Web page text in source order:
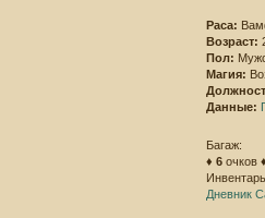
Раса:
Возраст:
Пол:
Магия:
Данные:
Багаж:
♦ 6 очков ♦
Дневник